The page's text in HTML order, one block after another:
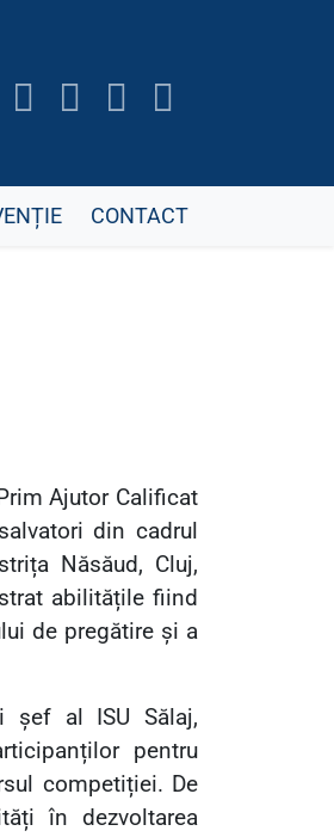
CONTACT
Ajutor Calificat
din cadrul
Năsăud, Cluj,
abilitățile fiind
de pregătire și a
șef al ISU Sălaj,
pentru
competiției. De
în dezvoltarea